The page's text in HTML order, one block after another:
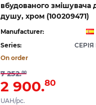
вбудованого змішувача
душу, хром (100209471)
Manufacturer:
Series:
СЕРІЯ
On order
7 252.00
2 900.80
UAH/pc.